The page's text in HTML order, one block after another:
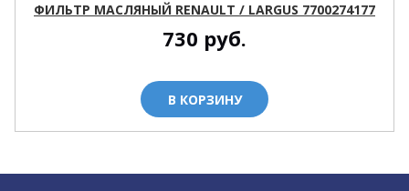
ФИЛЬТР МАСЛЯНЫЙ RENAULT / LARGUS 7700274177
730 руб.
В КОРЗИНУ